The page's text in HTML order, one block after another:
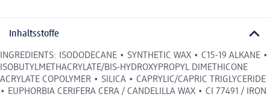
Inhaltsstoffe
INGREDIENTS: ISODODECANE • SYNTHETIC WAX • C15-19 ALKANE •
ISOBUTYLMETHACRYLATE/BIS-HYDROXYPROPYL DIMETHICONE
ACRYLATE COPOLYMER • SILICA • CAPRYLIC/CAPRIC TRIGLYCERIDE
• EUPHORBIA CERIFERA CERA / CANDELILLA WAX • CI 77491 / IRON